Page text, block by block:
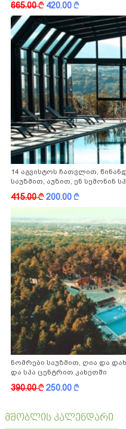
665.00k 420.00k
14 აგვისტოს ჩათვლით,
საუზმით, აუზით, ენ სემონინ
415.00k200.00k
ნომრები საუზმით, ღია და
და სპა ცენტრით კახეთში
390.00k250.00k
მშობლის კალენდარი